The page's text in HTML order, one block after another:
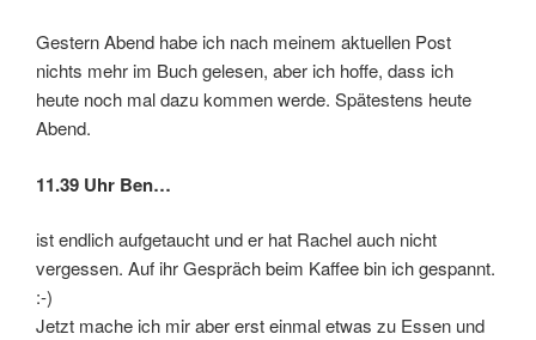
Gestern Abend habe ich nach meinem aktuellen Post
nichts mehr im Buch gelesen, aber ich hoffe, dass ich
heute noch mal dazu kommen werde. Spätestens heute
Abend.
11.39 Uhr Ben…
ist endlich aufgetaucht und er hat Rachel auch nicht
vergessen. Auf ihr Gespräch beim Kaffee bin ich gespannt.
:-)
Jetzt mache ich mir aber erst einmal etwas zu Essen und